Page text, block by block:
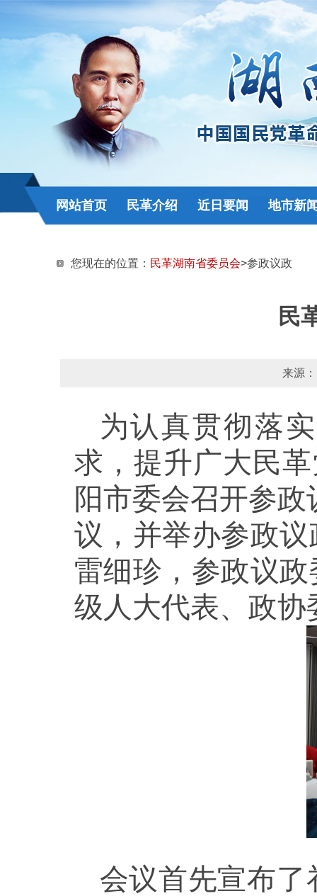
网站首页 民革介绍 近日要闻 地市新
您现在的位置： 民革湖南省委员会>参政议政
民
来源
为认真贯彻落
求，提升广大民
阳市委会召开参
议，并举办参政
雷细珍，参政议
级人大代表、政协
会议首先宣布